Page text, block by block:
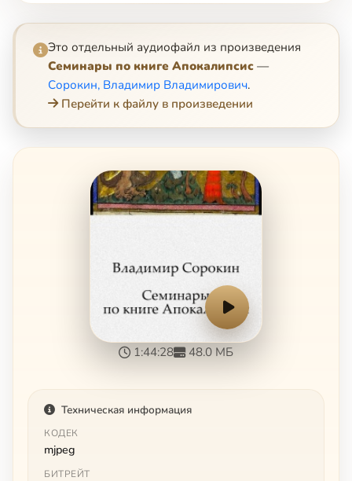
Это отдельный аудиофайл из произведения
Семинары по книге Апокалипсис —
Сорокин, Владимир Владимирович.
Перейти к файлу в произведении
1:44:28 48.0 МБ
Техническая информация
КОДЕК
mjpeg
БИТРЕЙТ